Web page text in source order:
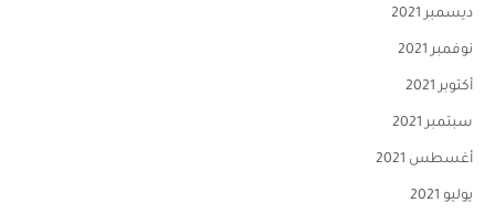
ديسمبر 2021
نوفمبر 2021
أكتوبر 2021
سبتمبر 2021
أغسطس 2021
يوليو 2021